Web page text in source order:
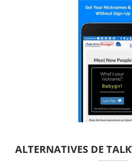
ALTERNATIVES DE